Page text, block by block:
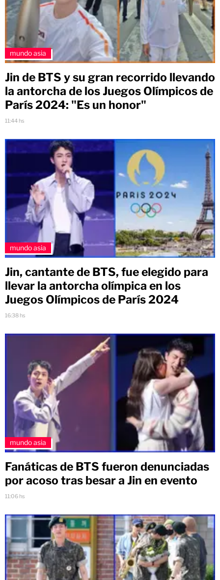
mundo asia
Jin de BTS y su gran recorrido llevando
la antorcha de los Juegos Olímpicos de
París 2024: "Es un honor"
11:44 hs
mundo asia
Jin, cantante de BTS, fue elegido para
llevar la antorcha olímpica en los
Juegos Olímpicos de París 2024
16:38 hs
mundo asia
Fanáticas de BTS fueron denunciadas
por acoso tras besar a Jin en evento
11:06 hs